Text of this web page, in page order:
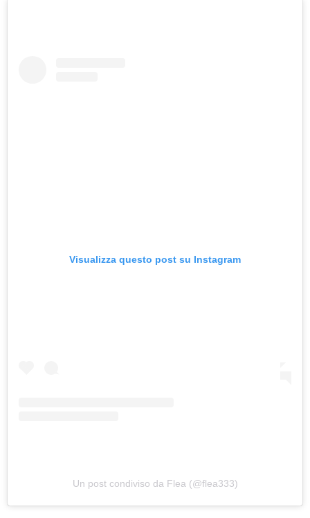
Visualizza questo post su Instagram
Un post condiviso da Flea (@flea333)